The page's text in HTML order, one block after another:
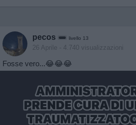
pecos livello 13
26 Aprile - 4.740 visualizzazioni
Fosse vero...😂😂😂